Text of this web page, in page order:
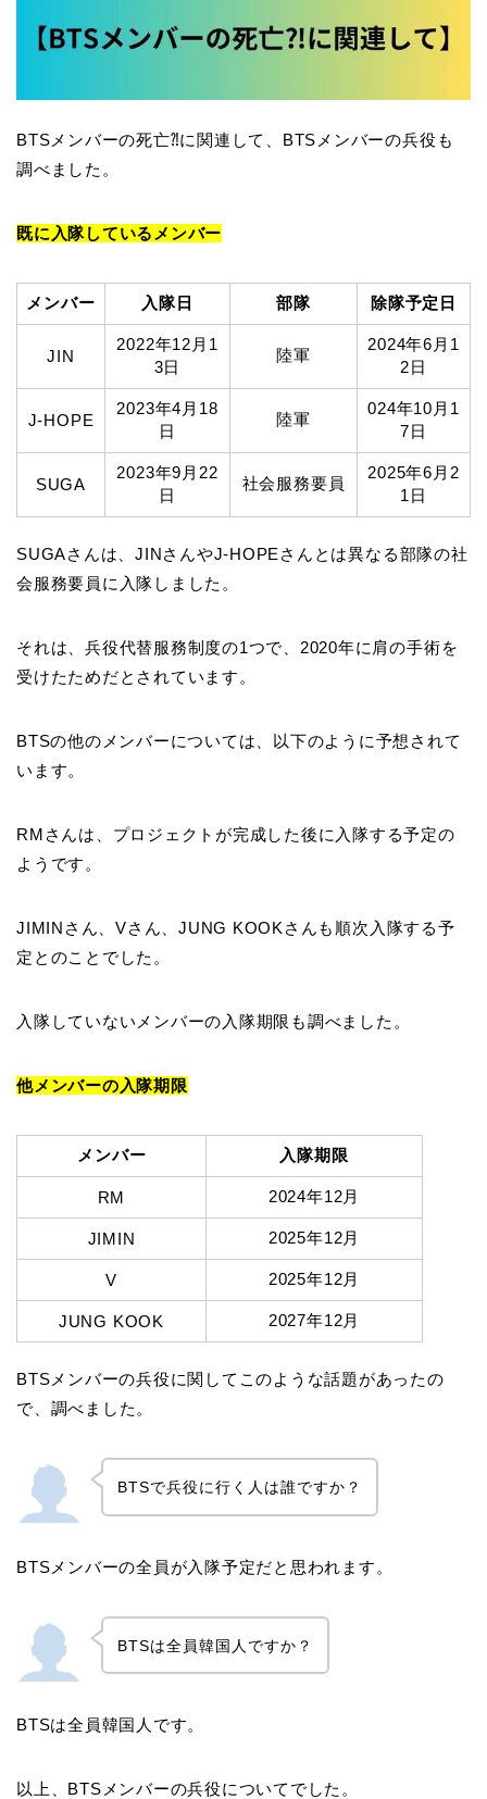
BTSメンバーの死亡⁈に関連して、BTSメンバーの兵役も
調べました。
既に入隊しているメンバー
メンバー 入隊日 部隊 除隊予定日
JIN
2022年12月1
3日
陸軍
2024年6月1
2日
J-HOPE
2023年4月18
日
陸軍
024年10月1
7日
SUGA
2023年9月22
日
社会服務要員
2025年6月2
1日
SUGAさんは、JINさんやJ-HOPEさんとは異なる部隊の社
会服務要員に入隊しました。
それは、兵役代替服務制度の1つで、2020年に肩の手術を
受けたためだとされています。
BTSの他のメンバーについては、以下のように予想されて
います。
RMさんは、プロジェクトが完成した後に入隊する予定の
ようです。
JIMINさん、Vさん、JUNG KOOKさんも順次入隊する予
定とのことでした。
入隊していないメンバーの入隊期限も調べました。
他メンバーの入隊期限
メンバー 入隊期限
RM 2024年12月
JIMIN 2025年12月
V 2025年12月
JUNG KOOK 2027年12月
BTSメンバーの兵役に関してこのような話題があったの
で、調べました。
BTSで兵役に行く人は誰ですか？
BTSメンバーの全員が入隊予定だと思われます。
BTSは全員韓国人ですか？
BTSは全員韓国人です。
以上、BTSメンバーの兵役についてでした。